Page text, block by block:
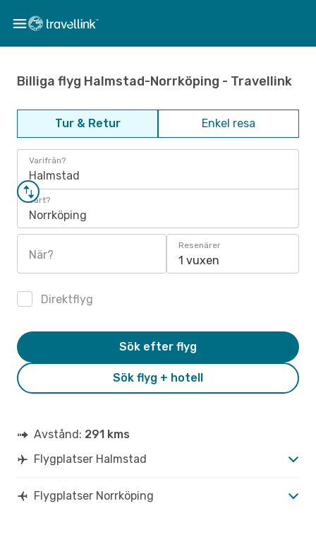
Billiga flyg Halmstad-Norrköping - Travellink
Tur & Retur Enkel resa
Varifrån?
Halmstad
Vart?
Norrköping
När?
Resenärer
1 vuxen
Direktflyg
Sök flyg + hotell
Sök efter flyg
Avstånd: 291 kms
Flygplatser Halmstad
Flygplatser Norrköping